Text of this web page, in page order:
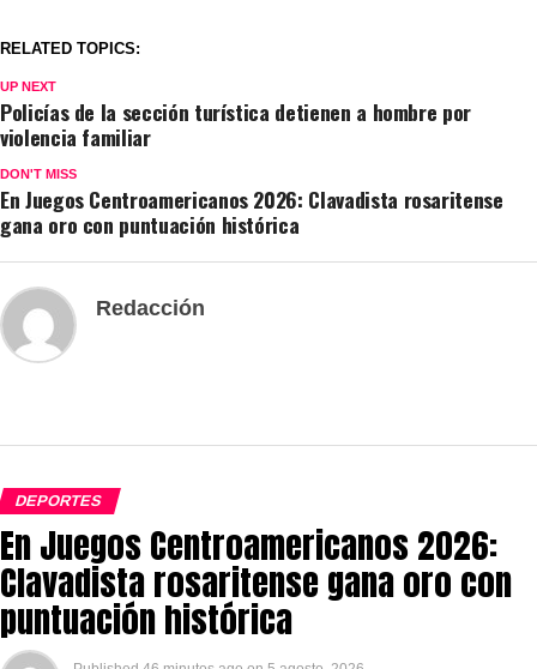
RELATED TOPICS:
UP NEXT
Policías de la sección turística detienen a hombre por
violencia familiar
DON'T MISS
En Juegos Centroamericanos 2026: Clavadista rosaritense
gana oro con puntuación histórica
Redacción
DEPORTES
En Juegos Centroamericanos 2026:
Clavadista rosaritense gana oro con
puntuación histórica